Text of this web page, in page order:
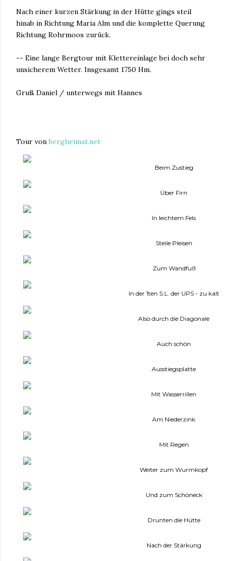
Nach einer kurzen Stärkung in der Hütte gings steil
hinab in Richtung Maria Alm und die komplette Querung
Richtung Rohrmoos zurück.
-- Eine lange Bergtour mit Klettereinlage bei doch sehr
unsicherem Wetter. Insgesamt 1750 Hm.
Gruß Daniel / unterwegs mit Hannes
Tour vonbergheimat.net
Beim Zustieg
Über Firn
In leichtem Fels
Steile Pleisen
Zum Wandfuß
In der 1ten S.L. der UPS - zu kalt
Also durch die Diagonale
Auch schön
Ausstiegsplatte
Mit Wasserrillen
Am Niederzink
Mit Regen
Weiter zum Wurmkopf
Und zum Schöneck
Drunten die Hütte
Nach der Stärkung